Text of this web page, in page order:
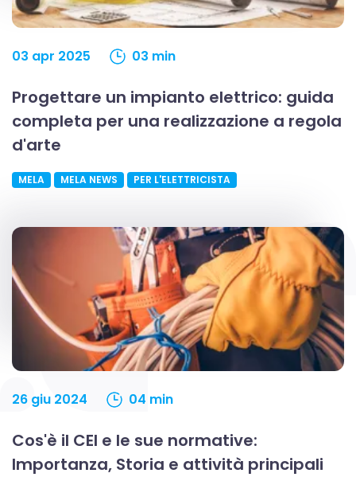
03 apr 2025 03 min
Progettare un impianto elettrico: guida
completa per una realizzazione a regola
d'arte
MELA MELA NEWS PER L'ELETTRICISTA
26 giu 2024 04 min
Cos'è il CEI e le sue normative:
Importanza, Storia e attività principali